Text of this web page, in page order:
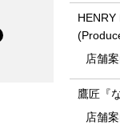
店舗
鷹匠『
店舗